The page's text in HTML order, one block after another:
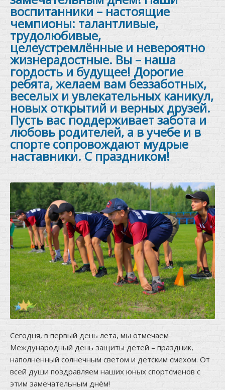
воспитанники – настоящие
чемпионы: талантливые,
трудолюбивые,
целеустремлённые и невероятно
жизнерадостные. Вы – наша
гордость и будущее! Дорогие
ребята, желаем вам беззаботных,
веселых и увлекательных каникул,
новых открытий и верных друзей.
Пусть вас поддерживает забота и
любовь родителей, а в учебе и в
спорте сопровождают мудрые
наставники. С праздником!
Сегодня, в первый день лета, мы отмечаем
Международный день защиты детей – праздник,
наполненный солнечным светом и детским смехом. От
всей души поздравляем наших юных спортсменов с
этим замечательным днём!